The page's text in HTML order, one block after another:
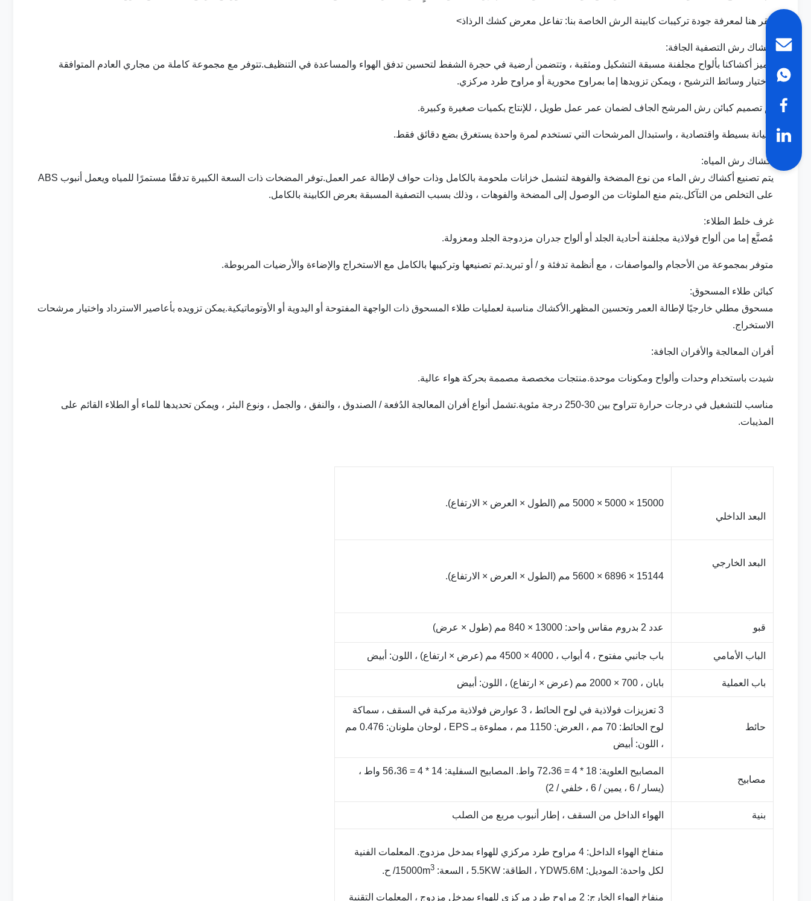
انقر هنا لمعرفة جودة تركيبات كابينة الرش الخاصة بنا: تفاعل معرض كشك الرذاذ>
أكشاك رش التصفية الجافة:
تتميز أكشاكنا بألواح مجلفنة مسبقة التشكيل ومثقبة ، وتتضمن أرضية في حجرة الشفط لتحسين تدفق الهواء والمساعدة في التنظيف.تتوفر مع مجموعة كاملة من مجاري العادم المتوافقة
واختيار وسائط الترشيح ، ويمكن تزويدها إما بمراوح محورية أو مراوح طرد مركزي.
تم تصميم كبائن رش المرشح الجاف لضمان عمر عمل طويل ، للإنتاج بكميات صغيرة وكبيرة.
صيانة بسيطة واقتصادية ، واستبدال المرشحات التي تستخدم لمرة واحدة يستغرق بضع دقائق فقط.
أكشاك رش المياه:
يتم تصنيع أكشاك رش الماء من نوع المضخة والفوهة لتشمل خزانات ملحومة بالكامل وذات حواف لإطالة عمر العمل.توفر المضخات ذات السعة الكبيرة تدفقًا مستمرًا للمياه ويعمل أنبوب ABS
على التخلص من التآكل.يتم منع الملوثات من الوصول إلى المضخة والفوهات ، وذلك بسبب التصفية المسبقة بعرض الكابينة بالكامل.
غرف خلط الطلاء:
مُصنَّع إما من ألواح فولاذية مجلفنة أحادية الجلد أو ألواح جدران مزدوجة الجلد ومعزولة.
متوفر بمجموعة من الأحجام والمواصفات ، مع أنظمة تدفئة و / أو تبريد.تم تصنيعها وتركيبها بالكامل مع الاستخراج والإضاءة والأرضيات المربوطة.
كبائن طلاء المسحوق:
مسحوق مطلي خارجيًا لإطالة العمر وتحسين المظهر.الأكشاك مناسبة لعمليات طلاء المسحوق ذات الواجهة المفتوحة أو اليدوية أو الأوتوماتيكية.يمكن تزويده بأعاصير الاسترداد واختيار مرشحات
الاستخراج.
أفران المعالجة والأفران الجافة:
شيدت باستخدام وحدات وألواح ومكونات موحدة.منتجات مخصصة مصممة بحركة هواء عالية.
مناسب للتشغيل في درجات حرارة تتراوح بين 30-250 درجة مئوية.تشمل أنواع أفران المعالجة الدُفعة / الصندوق ، والنفق ، والجمل ، ونوع البئر ، ويمكن تحديدها للماء أو الطلاء القائم على
المذيبات.
البعد الداخلي
15000 × 5000 × 5000 مم (الطول × العرض × الارتفاع).
البعد الخارجي
15144 × 6896 × 5600 مم (الطول × العرض × الارتفاع).
قبو عدد 2 بدروم مقاس واحد: 13000 × 840 مم (طول × عرض)
الباب الأمامي باب جانبي مفتوح ، 4 أبواب ، 4000 × 4500 مم (عرض × ارتفاع) ، اللون: أبيض
باب العملية بابان ، 700 × 2000 مم (عرض × ارتفاع) ، اللون: أبيض
حائط
3 تعزيزات فولاذية في لوح الحائط ، 3 عوارض فولاذية مركبة في السقف ، سماكة
لوح الحائط: 70 مم ، العرض: 1150 مم ، مملوءة بـ EPS ، لوحان ملونان: 0.476 مم
، اللون: أبيض
مصابيح
المصابيح العلوية: 18 * 4 = 72،36 واط. المصابيح السفلية: 14 * 4 = 56،36 واط ،
(يسار / 6 ، يمين / 6 ، خلفي / 2)
بنية الهواء الداخل من السقف ، إطار أنبوب مربع من الصلب
منفاخ الهواء الداخل: 4 مراوح طرد مركزي للهواء بمدخل مزدوج. المعلمات الفنية
لكل واحدة: الموديل: YDW5.6M ، الطاقة: 5.5KW ، السعة: 15000m
3 / ح.
منفاخ الهواء الخارج: 2 مراوح طرد مركزي للهواء بمدخل مزدوج ، المعلمات التقنية